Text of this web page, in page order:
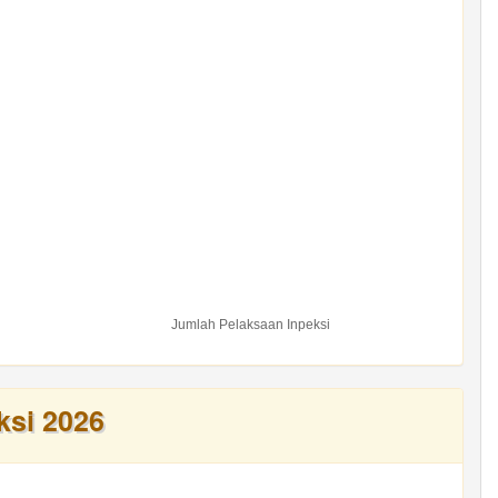
Jumlah Pelaksaan Inpeksi
2026